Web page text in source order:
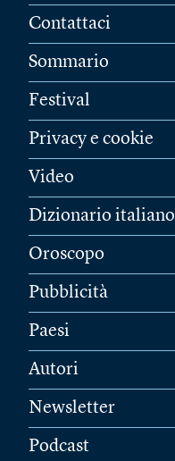
Contattaci
Sommario
Festival
Privacy e cookie
Video
Dizionario italiano
Oroscopo
Pubblicità
Paesi
Autori
Newsletter
Podcast